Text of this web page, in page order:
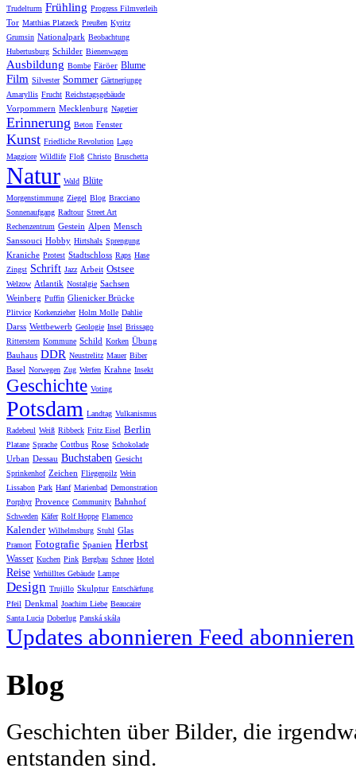
Trudelturm Frühling Progress Filmverleih
Tor Matthias Platzeck Preußen Kyritz
Grumsin Nationalpark Beobachtung
Hubertusburg Schilder Bienenwagen
Ausbildung Bombe Färöer Blume
Film Silvester Sommer Gärtnerjunge
Amaryllis Frucht Reichstagsgebäude
Vorpommern Mecklenburg Nagetier
Erinnerung Beton Fenster
Kunst Friedliche Revolution Lago
Maggiore Wildlife Floß Christo Bruschetta
Natur Wald Blüte
Morgenstimmung Ziegel Blog Bracciano
Sonnenaufgang Radtour Street Art
Rechenzentrum Gestein Alpen Mensch
Sanssouci Hobby Hirtshals Sprengung
Kraniche Protest Stadtschloss Raps Hase
Zingst Schrift Jazz Arbeit Ostsee
Welzow Atlantik Nostalgie Sachsen
Weinberg Puffin Glienicker Brücke
Plitvice Korkenzieher Holm Molle Dahlie
Darss Wettbewerb Geologie Insel Brissago
Ritterstern Kommune Schild Korken Übung
Bauhaus DDR Neustrelitz Mauer Biber
Basel Norwegen Zug Werfen Krahne Insekt
Geschichte Voting
Potsdam Landtag Vulkanismus
Radebeul Weiß Ribbeck Fritz Eisel Berlin
Platane Sprache Cottbus Rose Schokolade
Urban Dessau Buchstaben Gesicht
Sprinkenhof Zeichen Fliegenpilz Wein
Lissabon Park Hanf Marienbad Demonstration
Porphyr Provence Community Bahnhof
Schweden Käfer Rolf Hoppe Flamenco
Kalender Wilhelmsburg Stuhl Glas
Pramort Fotografie Spanien Herbst
Wasser Kuchen Pink Bergbau Schnee Hotel
Reise Verhülltes Gebäude Lampe
Design Trujillo Skulptur Entschärfung
Pfeil Denkmal Joachim Liebe Beaucaire
Santa Lucia Doberlug Panská skála
Updates abonnieren Feed abonnieren
Blog
Geschichten über Bilder, die
entstanden sind.